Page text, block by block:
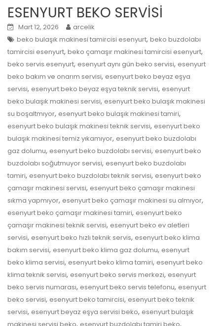
ESENYURT BEKO SERVİSİ
Mart 12, 2026
arcelik
beko bulaşık makinesi tamircisi esenyurt, beko buzdolabı
tamircisi esenyurt, beko çamaşır makinesi tamircisi esenyurt,
beko servis esenyurt, esenyurt aynı gün beko servisi, esenyurt
beko bakım ve onarım servisi, esenyurt beko beyaz eşya
servisi, esenyurt beko beyaz eşya teknik servisi, esenyurt
beko bulaşık makinesi servisi, esenyurt beko bulaşık makinesi
su boşaltmıyor, esenyurt beko bulaşık makinesi tamiri,
esenyurt beko bulaşık makinesi teknik servisi, esenyurt beko
bulaşık makinesi temiz yıkamıyor, esenyurt beko buzdolabı
gaz dolumu, esenyurt beko buzdolabı servisi, esenyurt beko
buzdolabı soğutmuyor servisi, esenyurt beko buzdolabı
tamiri, esenyurt beko buzdolabı teknik servisi, esenyurt beko
çamaşır makinesi servisi, esenyurt beko çamaşır makinesi
sıkma yapmıyor, esenyurt beko çamaşır makinesi su almıyor,
esenyurt beko çamaşır makinesi tamiri, esenyurt beko
çamaşır makinesi teknik servisi, esenyurt beko ev aletleri
servisi, esenyurt beko hızlı teknik servis, esenyurt beko klima
bakım servisi, esenyurt beko klima gaz dolumu, esenyurt
beko klima servisi, esenyurt beko klima tamiri, esenyurt beko
klima teknik servisi, esenyurt beko servis merkezi, esenyurt
beko servis numarası, esenyurt beko servis telefonu, esenyurt
beko servisi, esenyurt beko tamircisi, esenyurt beko teknik
servisi, esenyurt beyaz eşya servisi beko, esenyurt bulaşık
makinesi servisi beko, esenyurt buzdolabı tamiri beko,